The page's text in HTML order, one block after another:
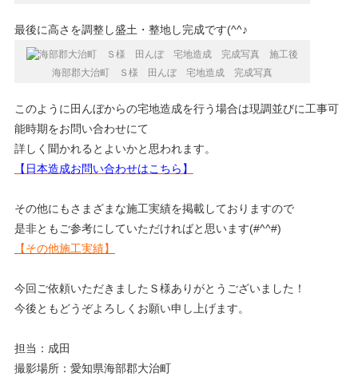
最後に高さを調整し盛土・整地し完成です(^^♪
海部郡大治町 Ｓ様 田んぼ 宅地造成 完成写真
このように田んぼからの宅地造成を行う場合は現調並びに工事可
能時期をお問い合わせにて
詳しく聞かれるとよいかと思われます。
【日本造成お問い合わせはこちら】
その他にもさまざまな施工実績を掲載しておりますので
是非ともご参考にしていただければと思います(#^^#)
【その他施工実績】
今回ご依頼いただきましたＳ様ありがとうございました！
今後ともどうぞよろしくお願い申し上げます。
担当：成田
撮影場所：愛知県海部郡大治町